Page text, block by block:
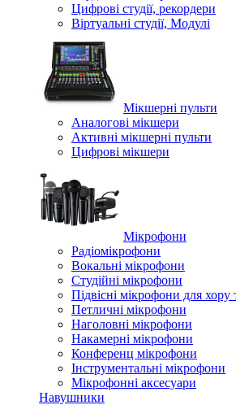
Цифрові студії, рекордери
Віртуальні студії, Модулі
Мікшерні пульти
Аналогові мікшери
Активні мікшерні пульти
Цифрові мікшери
Мікрофони
Радіомікрофони
Вокальні мікрофони
Студійні мікрофони
Підвісні мікрофони для хору
Петличні мікрофони
Наголовні мікрофони
Накамерні мікрофони
Конференц мікрофони
Iнструментальні мікрофони
Мікрофонні аксесуари
Навушники